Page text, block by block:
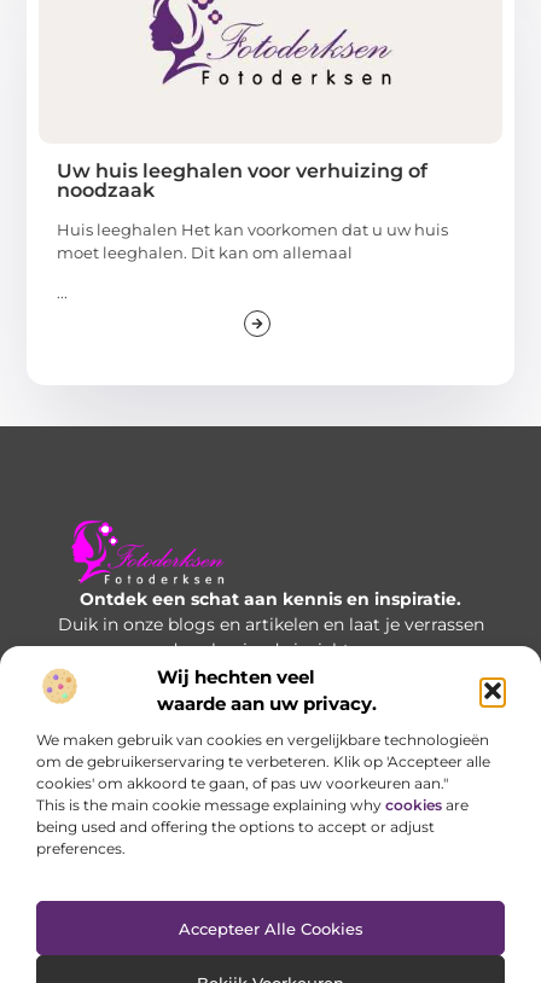
Wij hechten veel
waarde aan uw privacy.
We maken gebruik van cookies en vergelijkbare technologieën
om de gebruikerservaring te verbeteren. Klik op 'Accepteer alle
cookies' om akkoord te gaan, of pas uw voorkeuren aan."
This is the main cookie message explaining why cookies are
being used and offering the options to accept or adjust
preferences.
Accepteer Alle Cookies
Uw huis leeghalen voor verhuizing of
noodzaak
Huis leeghalen Het kan voorkomen dat u uw huis
moet leeghalen. Dit kan om allemaal
...
Ontdek een schat aan kennis en inspiratie.
Duik in onze blogs en artikelen en laat je verrassen
door boeiende inzichten.
Bericht categorie
Onze informatie
Website index Cookiebeleid (EU)
@2025 www.fotoderksen..nl All Right Reserved.